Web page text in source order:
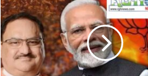
News
CM:
इस
दिन
होगा
दिल्ली